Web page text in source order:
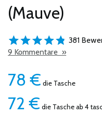
(Mauve)
381
9 Kommentare »
78 € die Tasche
72 € die Tasche ab 4